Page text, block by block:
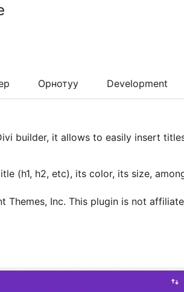
Орнотуу Development
builder, it allows to easily insert
(h1, h2, etc), its color, its size,
Themes, Inc. This plugin is not